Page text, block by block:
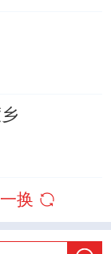
换